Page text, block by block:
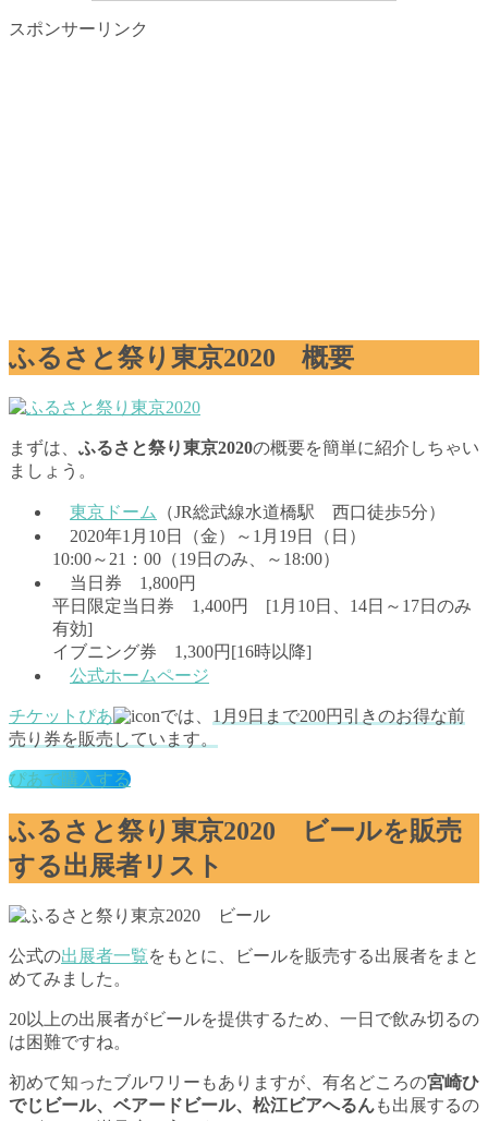
スポンサーリンク
ふるさと祭り東京2020 概要
まずは、 ふるさと祭り東京2020の概要を簡単に紹介しちゃい
ましょう。
東京ドーム
（JR総武線水道橋駅 西口徒歩5分）
2020年1月10日（金）～1月19日（日）
10:00～21：00（19日のみ、～18:00）
当日券 1,800円
平日限定当日券 1,400円 [1月10日、14日～17日のみ
有効]
イブニング券 1,300円[16時以降]
公式ホームページ
チケットぴあ では、 1月9日まで200円引きのお得な前
売り券を販売しています。
ぴあで購入する
ふるさと祭り東京2020 ビールを販売
する出展者リスト
公式の出展者一覧をもとに、ビールを販売する出展者をまと
めてみました。
20以上の出展者がビールを提供するため、一日で飲み切るの
は困難ですね。
初めて知ったブルワリーもありますが、有名どころの宮崎ひ
でじビール、ベアードビール、松江ビアへるんも出展するの